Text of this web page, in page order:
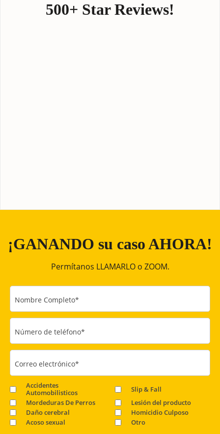
500+ Star Reviews!
¡GANANDO su caso AHORA!
Permítanos LLAMARLO o ZOOM.
Nombre Completo*
Número de teléfono*
Correo electrónico*
Accidentes
Automobilisticos
Slip & Fall
Mordeduras De Perros
Lesión del producto
Daño cerebral
Homicidio Culposo
Acoso sexual
Otro